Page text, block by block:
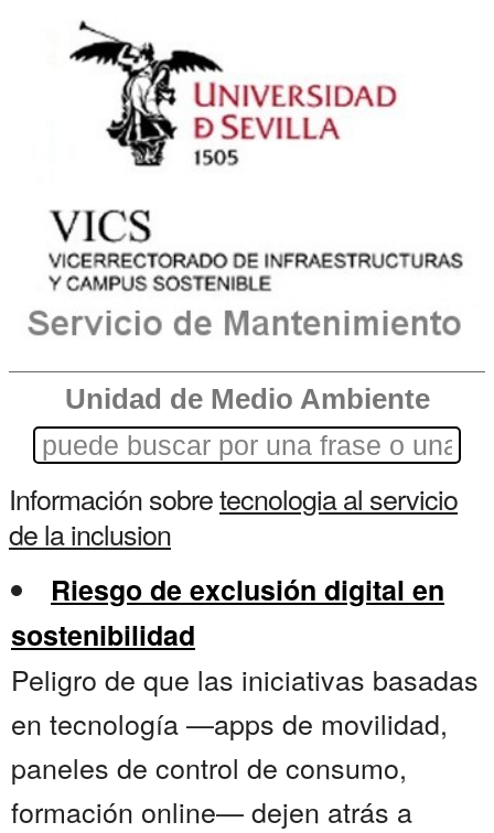
Unidad de Medio Ambiente
Información sobretecnologia al servicio
de la inclusion
Riesgo de exclusión digital en
sostenibilidad
Peligro de que las iniciativas basadas
en tecnología —apps de movilidad,
paneles de control de consumo,
formación online— dejen atrás a